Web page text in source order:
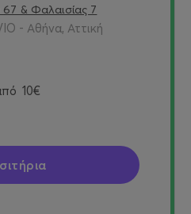
& Φαλαισίας 7
- Αθήνα, Αττική
10€